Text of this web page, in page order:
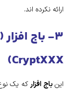
ارائه نکرده‌ اند.
(CryptXXX
اینباج افزار